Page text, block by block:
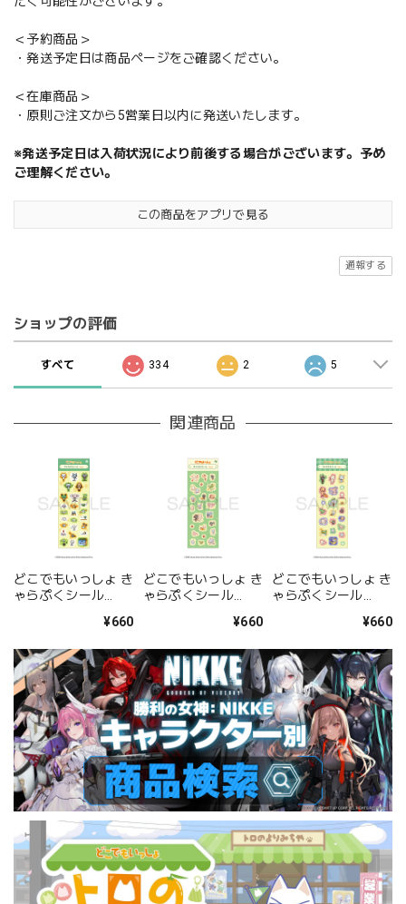
＜予約商品＞
・発送予定日は商品ページをご確認ください。
＜在庫商品＞
・原則ご注文から5営業日以内に発送いたします。
※発送予定日は入荷状況により前後する場合がございます。予め
ご理解ください。
この商品をアプリで見る
通報する
ショップの評価
すべて 334 2 5
関連商品
どこでもいっしょ き
ゃらぷくシール
¥660
どこでもいっしょ き
ゃらぷくシール
¥660
どこでもいっしょ き
ゃらぷくシール
¥660